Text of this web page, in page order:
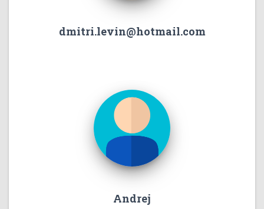
dmitri.levin@hotmail.com
Andrej